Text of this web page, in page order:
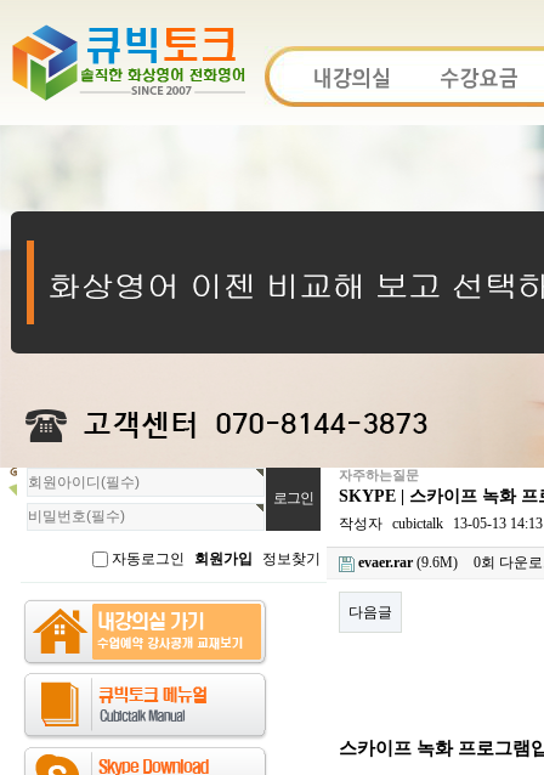
회
원
로
자동로그인 회원가입 정보찾기
자주하는질문
SKYPE | 스카이프 녹화 프
작성자 cubictalk 13-05-13 14:13
evaer.rar (9.6M) 0회 다운
다음글
스카이프 녹화 프로그램